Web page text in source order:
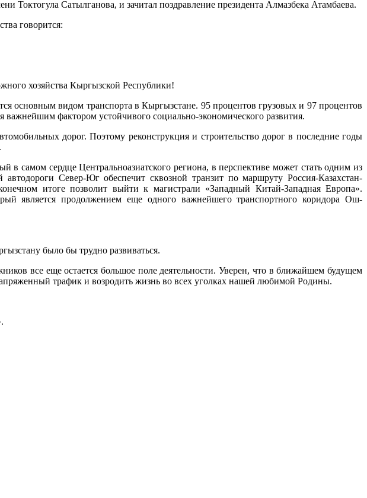
Токтогула Сатылганова, и зачитал поздравление президента Алмазбека Атамбаева.
говорится:
хозяйства Кыргызской Республики!
основным видом транспорта в Кыргызстане. 95 процентов грузовых и 97 процентов
важнейшим фактором устойчивого социально-экономического развития.
дорог. Поэтому реконструкция и строительство дорог в последние годы
самом сердце Центральноазиатского региона, в перспективе может стать одним из
Север-Юг обеспечит сквозной транзит по маршруту Россия-Казахстан-
итоге позволит выйти к магистрали «Западный Китай-Западная Европа».
является продолжением еще одного важнейшего транспортного коридора Ош-
было бы трудно развиваться.
все еще остается большое поле деятельности. Уверен, что в ближайшем будущем
трафик и возродить жизнь во всех уголках нашей любимой Родины.